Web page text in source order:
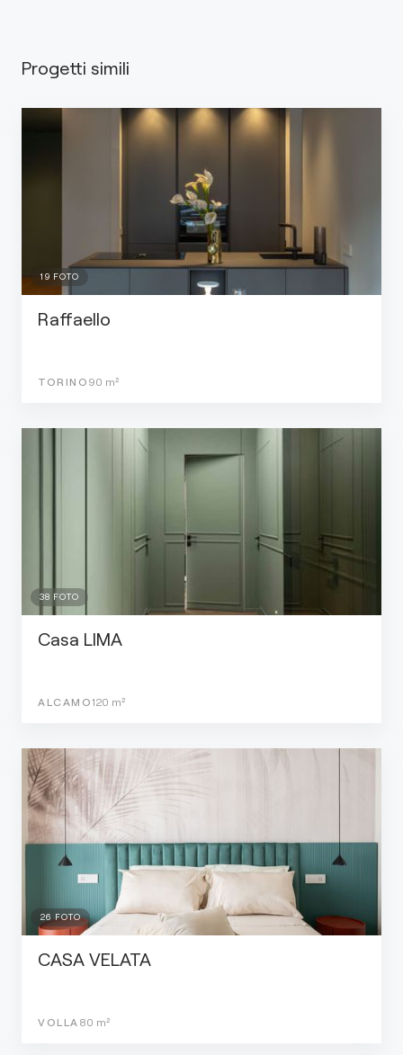
Progetti simili
19 FOTO
Raffaello
TORINO 90 m²
38 FOTO
Casa LIMA
ALCAMO120 m²
26 FOTO
CASA VELATA
VOLLA 80 m²